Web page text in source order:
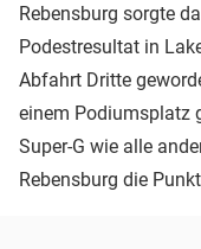
Rebensburg sorgte
Podestresultat in
Abfahrt Dritte
einem Podiumsplatz
Super-G wie alle
Rebensburg die